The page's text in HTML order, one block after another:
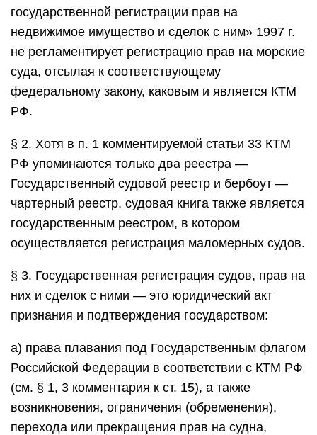
государственной регистрации прав на
недвижимое имущество и сделок с ним» 1997 г.
не регламентирует регистрацию прав на морские
суда, отсылая к соответствующему
федеральному закону, каковым и является КТМ
РФ.
§ 2. Хотя в п. 1 комментируемой статьи 33 КТМ
РФ упоминаются только два реестра —
Государственный судовой реестр и бербоут —
чартерный реестр, судовая книга также является
государственным реестром, в котором
осуществляется регистрация маломерных судов.
§ 3. Государственная регистрация судов, прав на
них и сделок с ними — это юридический акт
признания и подтверждения государством:
а) права плавания под Государственным флагом
Российской Федерации в соответствии с КТМ РФ
(см. § 1, 3 комментария к ст. 15), а также
возникновения, ограничения (обременения),
перехода или прекращения прав на судна,